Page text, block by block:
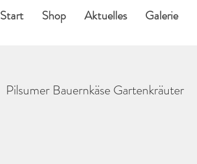
Start Shop Aktuelles Galerie
Pilsumer Bauernkäse Gartenkräuter